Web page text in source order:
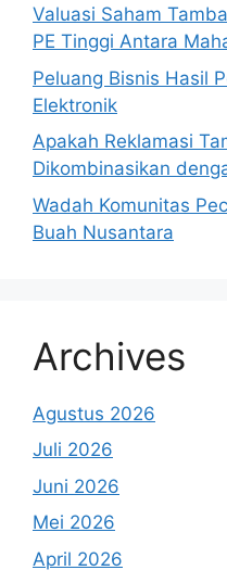
Valuasi Saham
PE Tinggi Antara
Peluang Bisnis Hasil
Elektronik
Apakah Reklamasi
Dikombinasikan
Wadah Komunitas
Buah Nusantara
Archives
Agustus 2026
Juli 2026
Juni 2026
Mei 2026
April 2026